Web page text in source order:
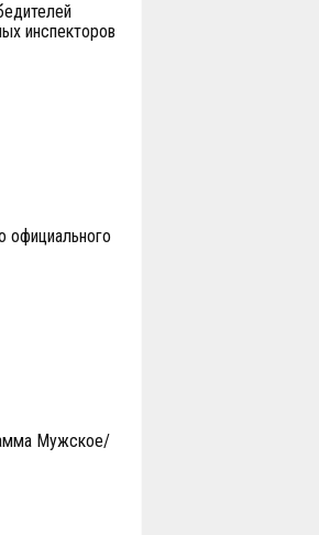
инспекторов
официального
Мужское/